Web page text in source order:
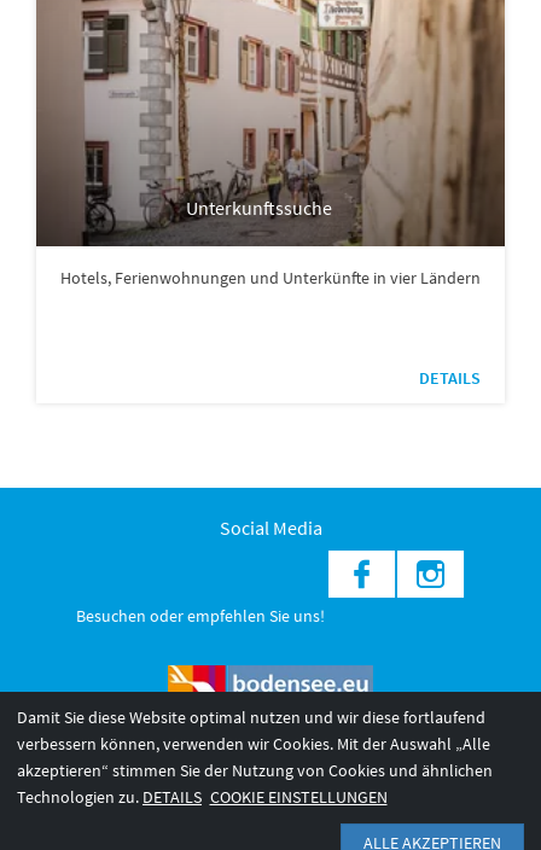
Unterkunftssuche
Hotels, Ferienwohnungen und Unterkünfte in vier Ländern
DETAILS
Social Media
Besuchen oder empfehlen Sie uns!
© 2026 Internationale Bodensee Tourismus GmbH
Damit Sie diese Website optimal nutzen und wir diese fortlaufend
verbessern können, verwenden wir Cookies. Mit der Auswahl „Alle
akzeptieren“ stimmen Sie der Nutzung von Cookies und ähnlichen
Technologien zu. DETAILS COOKIE EINSTELLUNGEN
ALLE AKZEPTIEREN